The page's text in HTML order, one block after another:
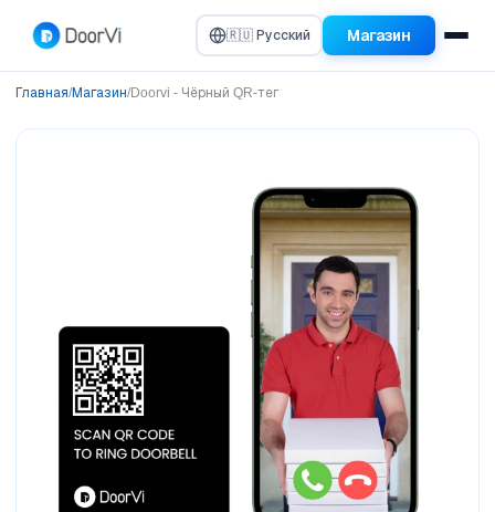
🇷🇺 Русский Магазин
Главная/Магазин/Doorvi - Чёрный QR-тег